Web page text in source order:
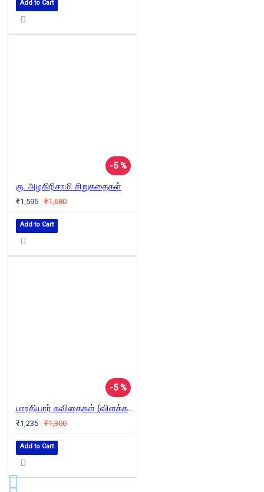
Add to Cart
-5 %
கு. அழகிரிசாமி சிறுகதைகள்
₹1,596 ₹1,680
Add to Cart
-5 %
பாரதியார் கவிதைகள் (விளக்க உரையுடன்)
₹1,235 ₹1,300
Add to Cart